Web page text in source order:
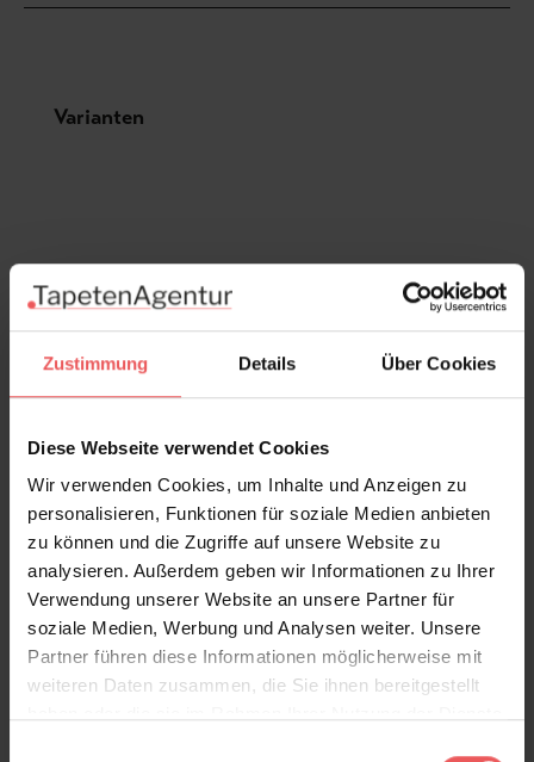
Zustimmung Details Über Cookies
Diese Webseite verwendet Cookies
Wir verwenden Cookies, um Inhalte und Anzeigen zu
personalisieren, Funktionen für soziale Medien anbieten
zu können und die Zugriffe auf unsere Website zu
analysieren. Außerdem geben wir Informationen zu Ihrer
Verwendung unserer Website an unsere Partner für
soziale Medien, Werbung und Analysen weiter. Unsere
Partner führen diese Informationen möglicherweise mit
weiteren Daten zusammen, die Sie ihnen bereitgestellt
Produktgalerie überspringen
Varianten
Oblique | Grapefruit
249,99 €